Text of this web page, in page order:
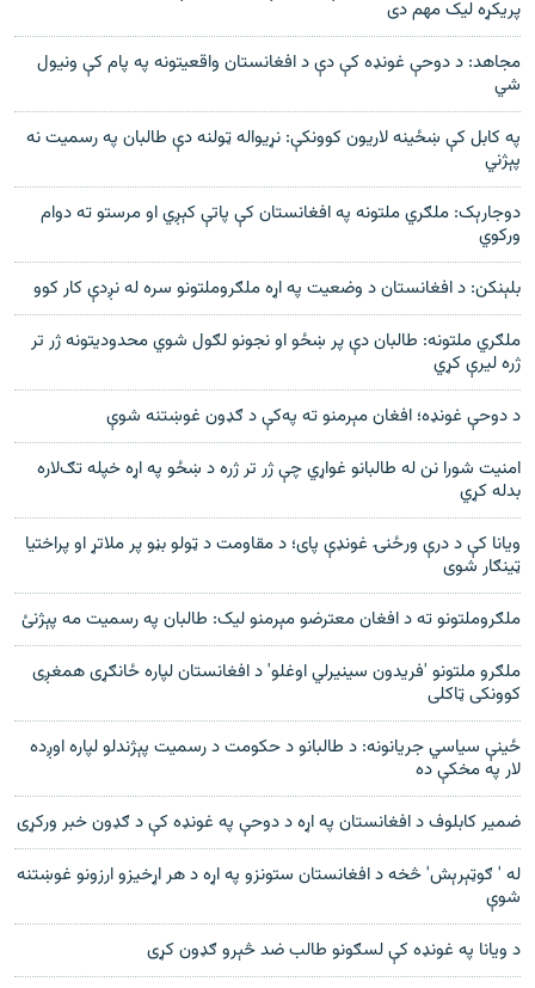
پریکړه لیک مهم دی
مجاهد: د دوحې غونډه کې دې د افغانستان واقعیتونه په پام کې ونیول
شي
په کابل کې ښځینه لاریون کوونکې: نړیواله ټولنه دې طالبان په رسمیت نه
پېژني
دوجارېک: ملګري ملتونه په افغانستان کې پاتې کېږي او مرستو ته دوام
ورکوي
بلېنکن: د افغانستان د وضعيت په اړه ملګروملتونو سره له نږدې کار کوو
ملګري ملتونه: طالبان دې پر ښځو او نجونو لګول شوي محدوديتونه ژر تر
ژره ليرې کړي
د دوحې غونډه؛ افغان مېرمنو ته په‌کې د ګډون غوښتنه شوې
امنيت شورا نن له طالبانو غواړي چې ژر تر ژره د ښځو په اړه خپله تګ‌لاره
بدله کړي
ويانا کې د درې ورځنۍ غونډې پای؛ د مقاومت د ټولو بڼو پر ملاتړ او پراختيا
ټينګار شوی
ملګروملتونو ته د افغان معترضو مېرمنو ليک: طالبان په رسميت مه پېژنئ
ملګرو ملتونو 'فریدون سینیرلي اوغلو' د افغانستان لپاره ځانګړی همغږی
کوونکی ټاکلی
ځینې سیاسي جریانونه: د طالبانو د حکومت د رسمیت پېژندلو لپاره اوږده
لار په مخکې ده
ضمير کابلوف د افغانستان په اړه د دوحې په غونډه کې د ګډون خبر ورکړی
له ' ګوټېرېش' څخه د افغانستان ستونزو په اړه د هر اړخيزو ارزونو غوښتنه
شوې
د ویانا په غونډه کې لسګونو طالب ضد څېرو ګډون کړی